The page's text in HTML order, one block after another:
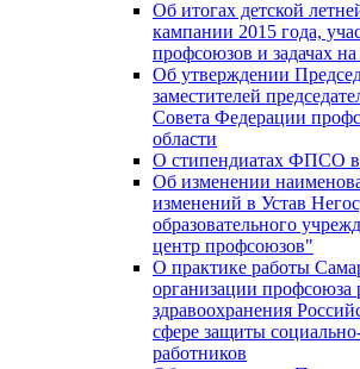
Об итогах детской
кампании 2015 года,
профсоюзов и задачах
Об утверждении
заместителей
Совета Федерации
области
О стипендиатах ФПСО в
Об изменении
изменений в Устав
образовательного
центр профсоюзов"
О практике работы
организации профсоюза
здравоохранения
сфере защиты
работников